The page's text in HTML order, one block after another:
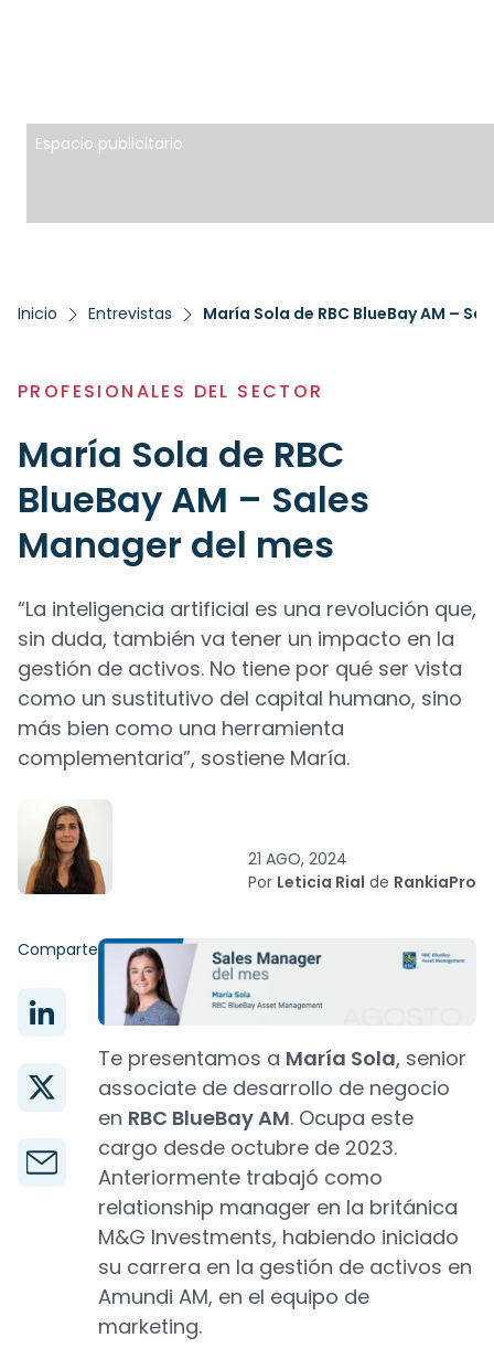
Espacio publicitario
Inicio Entrevistas María Sola de RBC BlueBay AM –
PROFESIONALES DEL SECTOR
María Sola de RBC
BlueBay AM – Sales
Manager del mes
“La inteligencia artificial es una revolución que,
sin duda, también va tener un impacto en la
gestión de activos. No tiene por qué ser vista
como un sustitutivo del capital humano, sino
más bien como una herramienta
complementaria”, sostiene María.
21 AGO, 2024
Por Leticia Rial de RankiaPro
Comparte
Te presentamos a María Sola, senior
associate de desarrollo de negocio
en RBC BlueBay AM. Ocupa este
cargo desde octubre de 2023.
Anteriormente trabajó como
relationship manager en la británica
M&G Investments, habiendo iniciado
su carrera en la gestión de activos en
Amundi AM, en el equipo de
marketing.